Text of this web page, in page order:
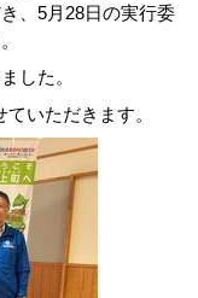
、 5月28日の実行委
した。
いただきます。